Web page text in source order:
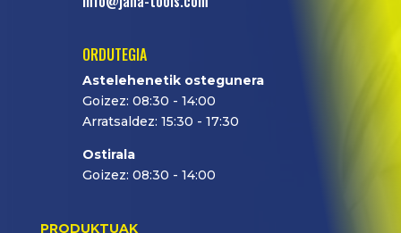
ORDUTEGIA
Astelehenetik ostegunera
Goizez: 08:30 - 14:00
Arratsaldez: 15:30 - 17:30
Ostirala
Goizez: 08:30 - 14:00
PRODUKTUAK